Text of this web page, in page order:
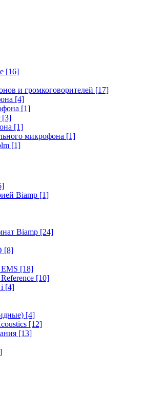
[16]
и громкоговорителей [17]
[4]
[1]
[3]
[1]
микрофона [1]
[1]
Biamp [1]
Biamp [24]
[8]
[18]
[10]
[4]
[4]
[12]
[13]